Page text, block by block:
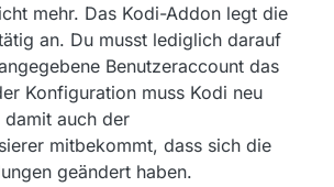
mehr. Das Kodi-Addon legt die
an. Du musst lediglich darauf
Benutzeraccount das
Konfiguration muss Kodi neu
auch der
mitbekommt, dass sich die
geändert haben.